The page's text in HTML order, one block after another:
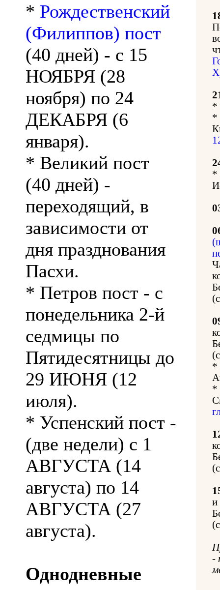
* Рождественский
(Филиппов) пост
(40 дней) - с 15
НОЯБРЯ (28
ноября) по 24
ДЕКАБРЯ (6
января).
* Великий пост
(40 дней) -
переходящий, в
зависимости от
дня празднования
Пасхи.
* Петров пост - с
понедельника 2-й
седмицы по
Пятидесятницы до
29 ИЮНЯ (12
июля).
* Успенский пост -
(две недели) с 1
АВГУСТА (14
августа) по 14
АВГУСТА (27
августа).
Однодневные
*
*
*
*
*
и
-